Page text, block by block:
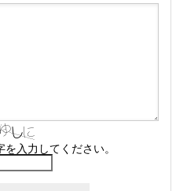
を入力してください。